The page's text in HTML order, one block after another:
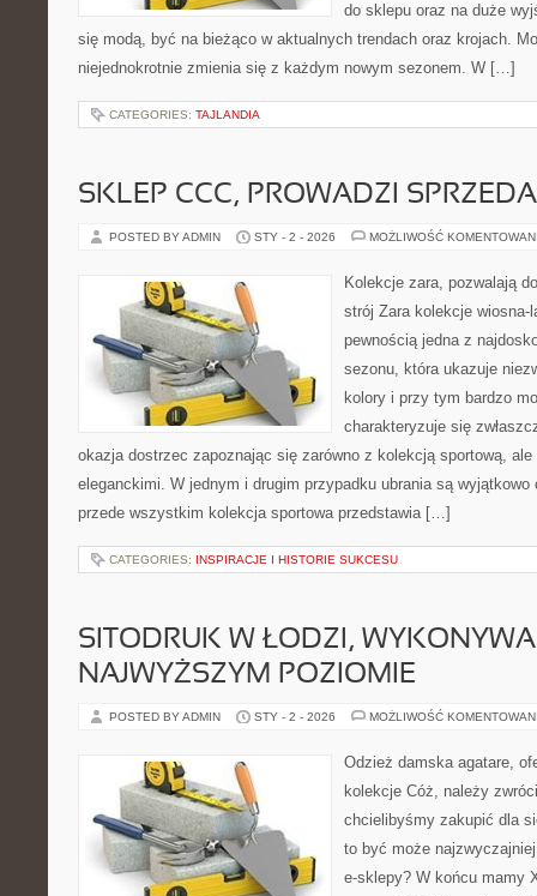
do sklepu oraz na duże
się modą, być na bieżąco w aktualnych trendach oraz krojach.
niejednokrotnie zmienia się z każdym nowym sezonem. W […]
CATEGORIES: TAJLANDIA
SKLEP CCC, PROWADZI
POSTED BY ADMIN STY - 2 - 2026 MOŻLIWOŚĆ
Kolekcje zara, pozwalają
strój Zara kolekcje wiosna-
pewnością jedna z
sezonu, która ukazuje
kolory i przy tym bardzo
charakteryzuje się
okazja dostrzec zapoznając się zarówno z kolekcją sportową,
eleganckimi. W jednym i drugim przypadku ubrania są wyjątkowo
przede wszystkim kolekcja sportowa przedstawia […]
CATEGORIES: INSPIRACJE I HISTORIE SUKCESU
SITODRUK W ŁODZI,
NAJWYŻSZYM POZIOMIE
POSTED BY ADMIN STY - 2 - 2026 MOŻLIWOŚĆ
Odzież damska agatare,
kolekcje Cóż, należy
chcielibyśmy zakupić dla
to być może
e-sklepy? W końcu mamy